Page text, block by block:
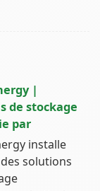
|
de stockage
par
installe
solutions